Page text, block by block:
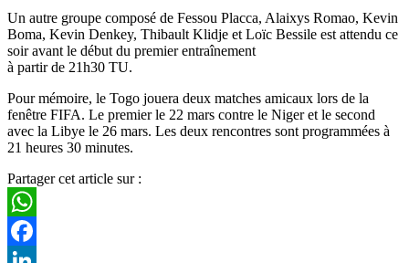
Un autre groupe composé de Fessou Placca, Alaixys Romao, Kevin
Boma, Kevin Denkey, Thibault Klidje et Loïc Bessile est attendu ce
soir avant le début du premier entraînement
à partir de 21h30 TU.
Pour mémoire, le Togo jouera deux matches amicaux lors de la
fenêtre FIFA. Le premier le 22 mars contre le Niger et le second
avec la Libye le 26 mars. Les deux rencontres sont programmées à
21 heures 30 minutes.
Partager cet article sur :
WhatsApp
Facebook